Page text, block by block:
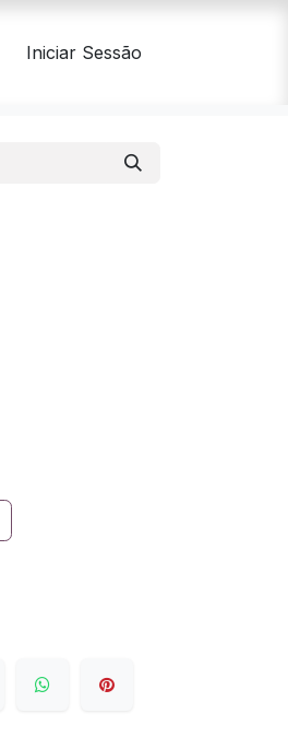
Iniciar Sessão